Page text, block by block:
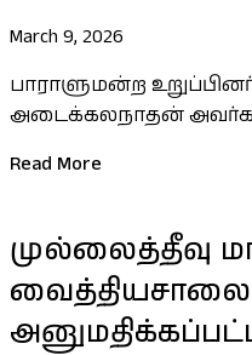
March 9, 2026
பாராளுமன்ற
அடைக்கலநாதன் அவர்கள்
Read More
முல்லைத்தீவு